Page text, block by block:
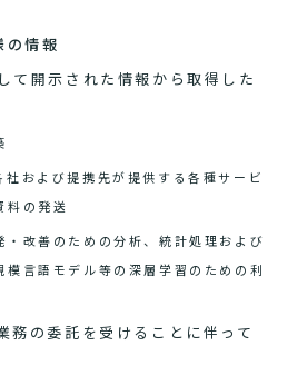
の情報
て開示された情報から取得した
社および提携先が提供する各種サービ
料の発送
・改善のための分析、統計処理および
模言語モデル等の深層学習のための利
の委託を受けることに伴って